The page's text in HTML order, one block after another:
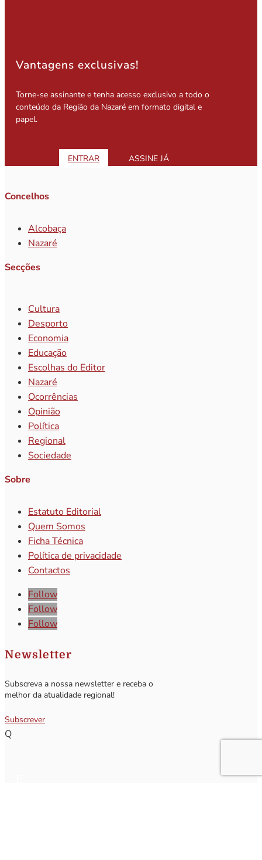
Vantagens exclusivas!
Torne-se assinante e tenha acesso exclusivo a todo o
conteúdo da Região da Nazaré em formato digital e
papel.
ENTRAR ASSINE JÁ
Concelhos
Alcobaça
Nazaré
Secções
Cultura
Desporto
Economia
Educação
Escolhas do Editor
Nazaré
Ocorrências
Opinião
Política
Regional
Sociedade
Sobre
Estatuto Editorial
Quem Somos
Ficha Técnica
Política de privacidade
Contactos
Follow
Follow
Follow
Newsletter
Subscreva a nossa newsletter e receba o
melhor da atualidade regional!
Subscrever
Q